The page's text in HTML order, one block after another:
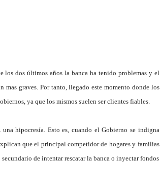
los dos últimos años la banca ha tenido problemas y el
mas graves. Por tanto, llegado este momento donde los
ya que los mismos suelen ser clientes fiables.
una hipocresía. Esto es,cuando el Gobierno se indigna
que el principal competidor de hogares y familias
de intentar rescatar la banca o inyectar fondos